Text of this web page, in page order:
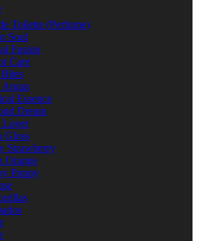
Toilette (Perfume)
Soul
Fusion
Care
Argan
Essence
Dream
Lover
Gloss
Strawberry
Orange
Puppy